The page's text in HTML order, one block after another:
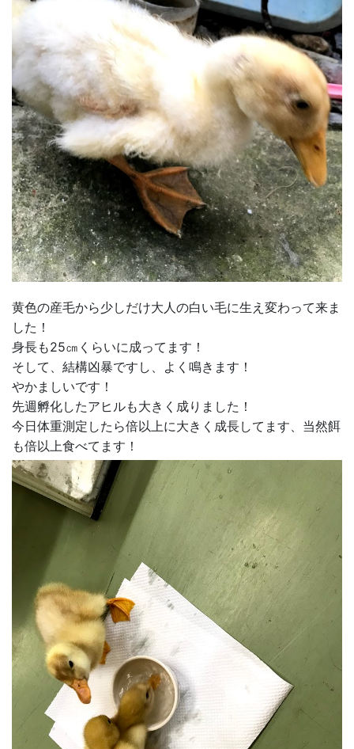
黄色の産毛から少しだけ大人の白い毛に生え変わって来ま
した！
身長も25㎝くらいに成ってます！
そして、結構凶暴ですし、よく鳴きます！
やかましいです！
先週孵化したアヒルも大きく成りました！
今日体重測定したら倍以上に大きく成長してます、当然餌
も倍以上食べてます！